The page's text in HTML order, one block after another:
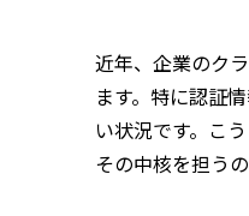
近年、企業のク
ます。特に認証
い状況です。こ
その中核を担う